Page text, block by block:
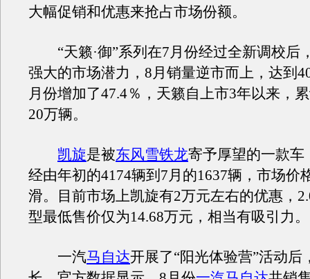
大幅促销和优惠来抢占市场份额。
“天籁·御”系列在7月份经过全新调校后
强大的市场潜力，8月销量逆市而上，达到
月份增加了47.4％，天籁自上市3年以来，
20万辆。
凯旋是被东风雪铁龙寄予厚望的一款车
经由年初的4174辆到7月的1637辆，市场价
滑。目前市场上凯旋有2万元左右的优惠，
型最低售价仅为14.68万元，相当有吸引力。
一汽马自达开展了“阳光体验营”活动后